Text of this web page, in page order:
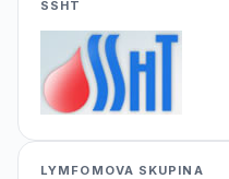
SSHT
LYMFOMOVA SKUPINA